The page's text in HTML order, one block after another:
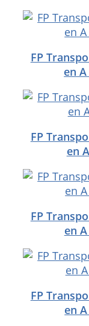
FP
en
FP
en
FP
en
FP
en